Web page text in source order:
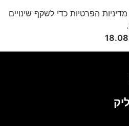
הפרטיות כדי לשקף שינויים